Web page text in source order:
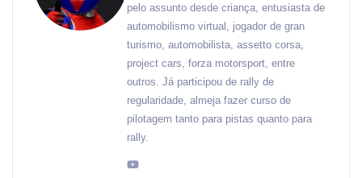
pelo assunto desde criança, entusiasta de
automobilismo virtual, jogador de gran
turismo, automobilista, assetto corsa,
project cars, forza motorsport, entre
outros. Já participou de rally de
regularidade, almeja fazer curso de
pilotagem tanto para pistas quanto para
rally.